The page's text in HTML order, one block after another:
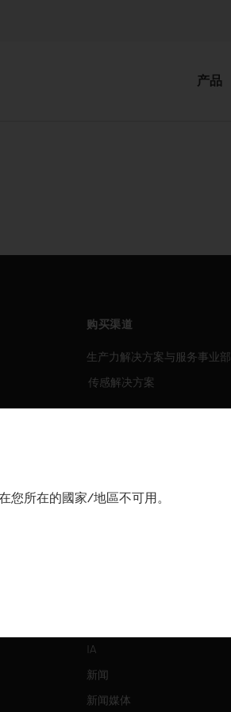
产品
购买渠道
生产力解决方案与服务事业部
传感解决方案
生产力
IA
新闻
新闻媒体
您所在的國家/地區不可用。